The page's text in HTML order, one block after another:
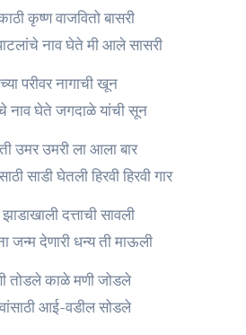
कृष्ण वाजवितो बासरी
नाव घेते मी आले सासरी
परीवर नागाची खून
नाव घेते जगदाळे यांची सून
उमर उमरी ला आला बार
साडी घेतली हिरवी हिरवी गार
दत्ताची सावली
जन्म देणारी धन्य ती माऊली
तोडले काळे मणी जोडले
आई-वडील सोडले